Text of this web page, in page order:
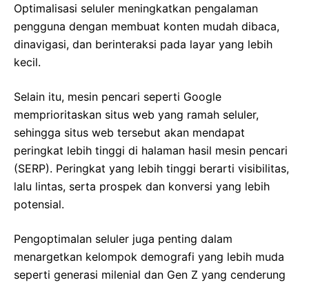
Optimalisasi seluler meningkatkan pengalaman
pengguna dengan membuat konten mudah dibaca,
dinavigasi, dan berinteraksi pada layar yang lebih
kecil.
Selain itu, mesin pencari seperti Google
memprioritaskan situs web yang ramah seluler,
sehingga situs web tersebut akan mendapat
peringkat lebih tinggi di halaman hasil mesin pencari
(SERP). Peringkat yang lebih tinggi berarti visibilitas,
lalu lintas, serta prospek dan konversi yang lebih
potensial.
Pengoptimalan seluler juga penting dalam
menargetkan kelompok demografi yang lebih muda
seperti generasi milenial dan Gen Z yang cenderung